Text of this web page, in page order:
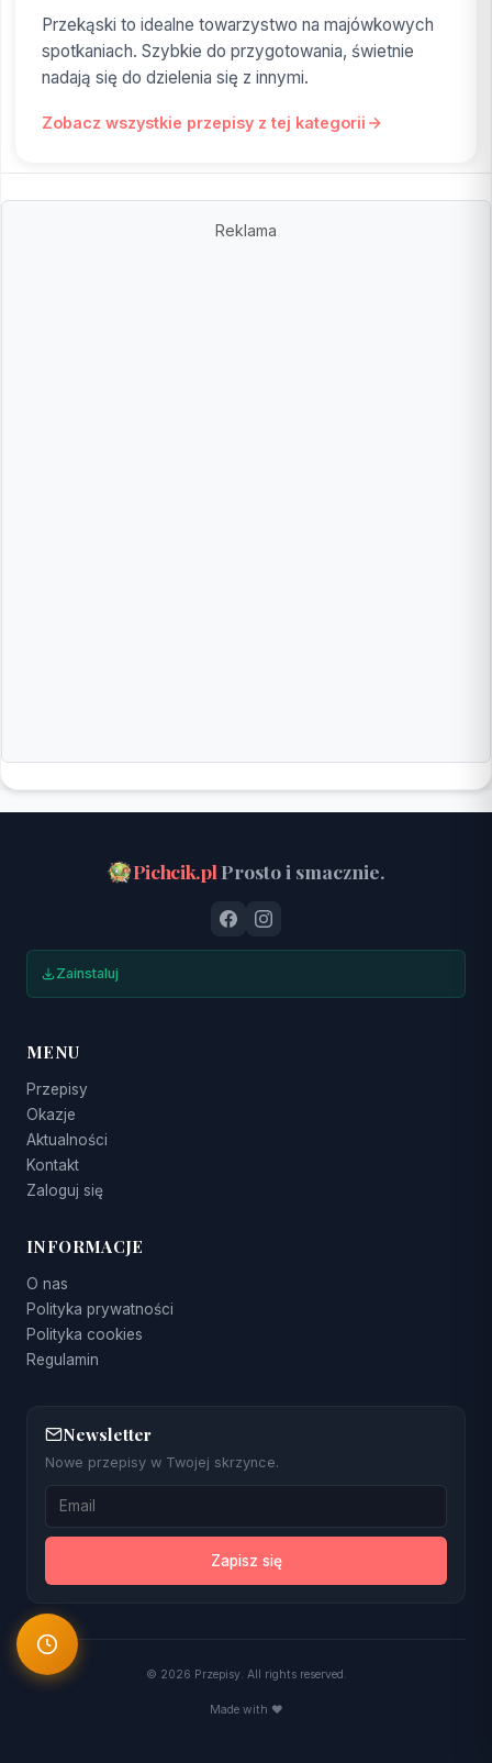
Przekąski to idealne towarzystwo na majówkowych
spotkaniach. Szybkie do przygotowania, świetnie
nadają się do dzielenia się z innymi.
Zobacz wszystkie przepisy z tej kategorii
Reklama
Pichcik.pl Prosto i smacznie.
Zainstaluj
MENU
Przepisy
Okazje
Aktualności
Kontakt
Zaloguj się
INFORMACJE
O nas
Polityka prywatności
Polityka cookies
Regulamin
Newsletter
Nowe przepisy w Twojej skrzynce.
Zapisz się
© 2026 Przepisy. All rights reserved.
Made with ❤️